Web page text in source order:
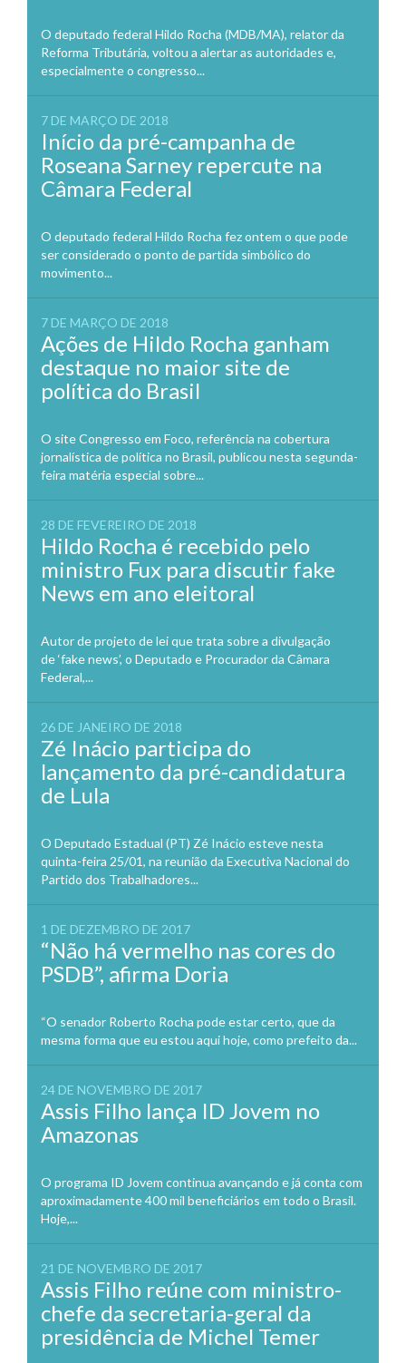
O deputado federal Hildo Rocha (MDB/MA), relator da
Reforma Tributária, voltou a alertar as autoridades e,
especialmente o congresso...
7 DE MARÇO DE 2018
Início da pré-campanha de
Roseana Sarney repercute na
Câmara Federal
O deputado federal Hildo Rocha fez ontem o que pode
ser considerado o ponto de partida simbólico do
movimento...
7 DE MARÇO DE 2018
Ações de Hildo Rocha ganham
destaque no maior site de
política do Brasil
O site Congresso em Foco, referência na cobertura
jornalística de política no Brasil, publicou nesta segunda-
feira matéria especial sobre...
28 DE FEVEREIRO DE 2018
Hildo Rocha é recebido pelo
ministro Fux para discutir fake
News em ano eleitoral
Autor de projeto de lei que trata sobre a divulgação
de ‘fake news’, o Deputado e Procurador da Câmara
Federal,...
26 DE JANEIRO DE 2018
Zé Inácio participa do
lançamento da pré-candidatura
de Lula
O Deputado Estadual (PT) Zé Inácio esteve nesta
quinta-feira 25/01, na reunião da Executiva Nacional do
Partido dos Trabalhadores...
1 DE DEZEMBRO DE 2017
“Não há vermelho nas cores do
PSDB”, afirma Doria
“O senador Roberto Rocha pode estar certo, que da
mesma forma que eu estou aqui hoje, como prefeito da...
24 DE NOVEMBRO DE 2017
Assis Filho lança ID Jovem no
Amazonas
O programa ID Jovem continua avançando e já conta com
aproximadamente 400 mil beneficiários em todo o Brasil.
Hoje,...
21 DE NOVEMBRO DE 2017
Assis Filho reúne com ministro-
chefe da secretaria-geral da
presidência de Michel Temer